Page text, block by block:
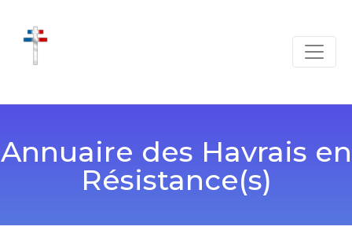
Annuaire des Havrais en
Résistance(s)